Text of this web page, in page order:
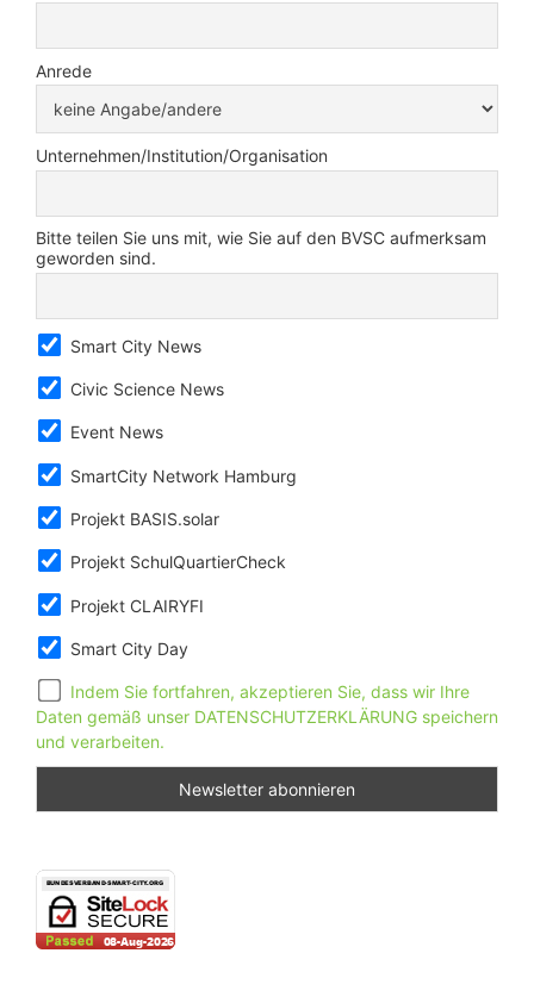
Anrede
Unternehmen/Institution/Organisation
Bitte teilen Sie uns mit, wie Sie auf den BVSC aufmerksam
geworden sind.
Smart City News
Civic Science News
Event News
SmartCity Network Hamburg
Projekt BASIS.solar
Projekt SchulQuartierCheck
Projekt CLAIRYFI
Smart City Day
Indem Sie fortfahren, akzeptieren Sie, dass wir Ihre
Daten gemäß unser DATENSCHUTZERKLÄRUNG speichern
und verarbeiten.